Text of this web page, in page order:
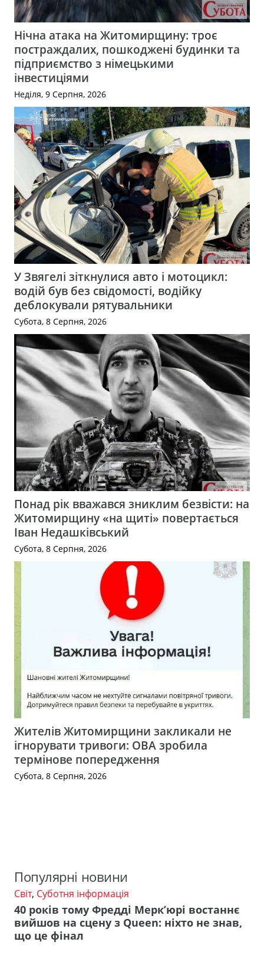
Нічна атака на Житомирщину: троє
постраждалих, пошкоджені будинки та
підприємство з німецькими
інвестиціями
Неділя, 9 Серпня, 2026
У Звягелі зіткнулися авто і мотоцикл:
водій був без свідомості, водійку
деблокували рятувальники
Субота, 8 Серпня, 2026
Понад рік вважався зниклим безвісти: на
Житомирщину «на щиті» повертається
Іван Недашківський
Субота, 8 Серпня, 2026
Жителів Житомирщини закликали не
ігнорувати тривоги: ОВА зробила
термінове попередження
Субота, 8 Серпня, 2026
Популярні новини
Світ, Суботня інформація
40 років тому Фредді Мерк’юрі востаннє
вийшов на сцену з Queen: ніхто не знав,
що це фінал